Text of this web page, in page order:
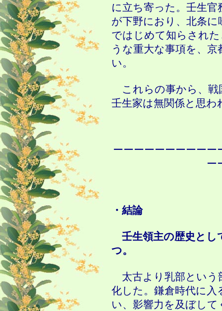
に立ち寄った。壬生
が下野におり、北条
ではじめて知らされ
うな重大な事項を、
い。
これらの事から、戦
壬生家は無関係と思わ
ーーーーーーーーーー
ー
・結論
壬生領主の歴史とし
つ。
太古より乳部という
化した。鎌倉時代に入
い、影響力を及ぼし